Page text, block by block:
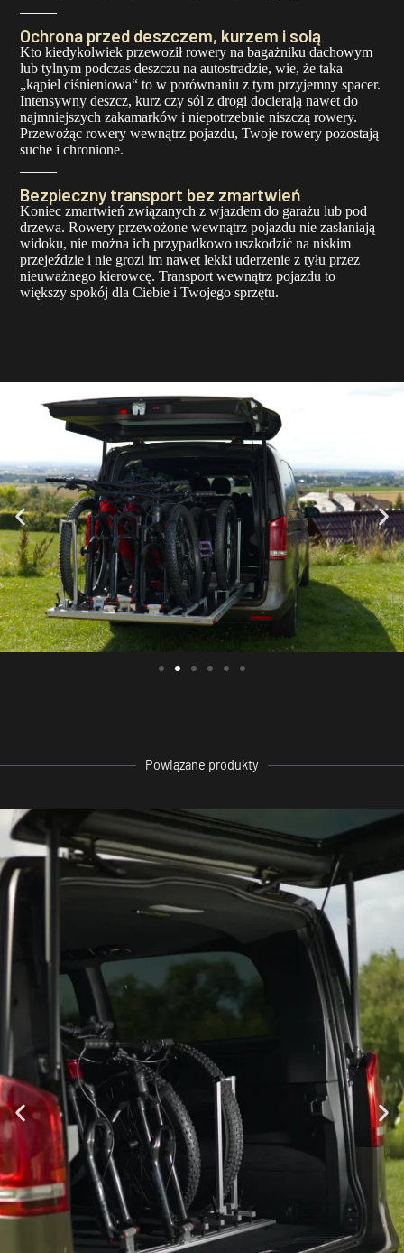
Ochrona przed deszczem, kurzem i solą
Kto kiedykolwiek przewoził rowery na bagażniku dachowym
lub tylnym podczas deszczu na autostradzie, wie, że taka
„kąpiel ciśnieniowa“ to w porównaniu z tym przyjemny spacer.
Intensywny deszcz, kurz czy sól z drogi docierają nawet do
najmniejszych zakamarków i niepotrzebnie niszczą rowery.
Przewożąc rowery wewnątrz pojazdu, Twoje rowery pozostają
suche i chronione.
Bezpieczny transport bez zmartwień
Koniec zmartwień związanych z wjazdem do garażu lub pod
drzewa. Rowery przewożone wewnątrz pojazdu nie zasłaniają
widoku, nie można ich przypadkowo uszkodzić na niskim
przejeździe i nie grozi im nawet lekki uderzenie z tyłu przez
nieuważnego kierowcę. Transport wewnątrz pojazdu to
większy spokój dla Ciebie i Twojego sprzętu.
Powiązane produkty